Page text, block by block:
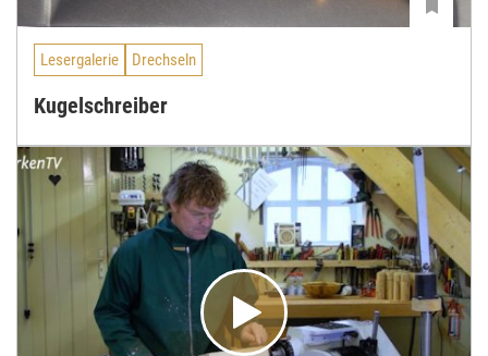
Lesergalerie Drechseln
Kugelschreiber